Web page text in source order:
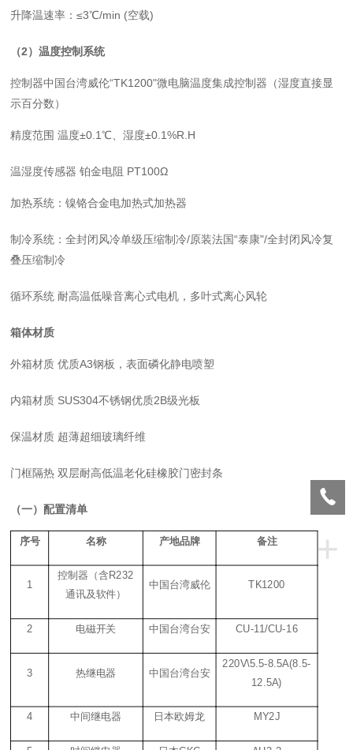
升降温速率：≤3℃/min (空载)
（2）温度控制系统
控制器中国台湾威伦“TK1200"微电脑温度集成控制器（湿度直接显
示百分数）
精度范围 温度±0.1℃、湿度±0.1%R.H
温湿度传感器 铂金电阻 PT100Ω
加热系统 ：镍铬合金电加热式加热器
制冷系统 ：全封闭风冷单级压缩制冷/原装法国“泰康"/全封闭风冷复
叠压缩制冷
循环系统 耐高温低噪音离心式电机，多叶式离心风轮
箱体材质
外箱材质 优质A3钢板，表面磷化静电喷塑
内箱材质 SUS304不锈钢优质2B级光板
保温材质 超薄超细玻璃纤维
门框隔热 双层耐高低温老化硅橡胶门密封条
（一）配置清单
+
序号 名称 产地品牌 备注
1
控制器（含 R232
通讯及软件）
中国台湾威伦 TK1200
2 电磁开关 中国台湾台安 CU-11/CU-16
3 热继电器 中国台湾台安
220V\5.5-8.5A(8.5-
12.5A)
4 中间继电器 日本欧姆龙 MY2J